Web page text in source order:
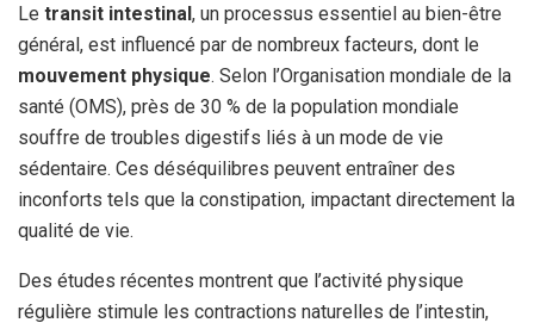
Le transit intestinal, un processus essentiel au bien-être
général, est influencé par de nombreux facteurs, dont le
mouvement physique. Selon l’Organisation mondiale de la
santé (OMS), près de 30 % de la population mondiale
souffre de troubles digestifs liés à un mode de vie
sédentaire. Ces déséquilibres peuvent entraîner des
inconforts tels que la constipation, impactant directement la
qualité de vie.
Des études récentes montrent que l’activité physique
régulière stimule les contractions naturelles de l’intestin,